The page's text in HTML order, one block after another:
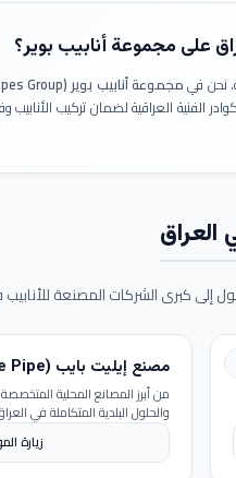
على مجموعة أنابيب بوير؟
نحن فيمجموعة أنابيب بوير (Bwer Pipes Group)
الفنية العراقية لضمان تركيب
كبرى الشركات المصنعة
مصنع إيليت بايب (Elite Pipe)
من أبرز المصانع المحلية
والحلول البلدية المتكاملة في
زيارة